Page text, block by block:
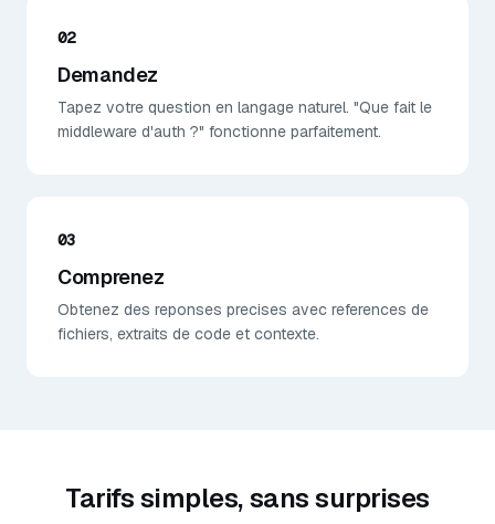
02
Demandez
Tapez votre question en langage naturel. "Que fait le
middleware d'auth ?" fonctionne parfaitement.
03
Comprenez
Obtenez des reponses precises avec references de
fichiers, extraits de code et contexte.
Tarifs simples, sans surprises